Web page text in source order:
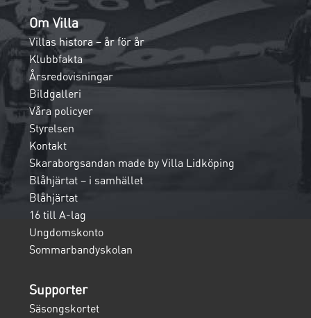
Om Villa
Villas histora – år för år
Klubbfakta
Årsredovisningar
Bildgalleri
Våra policyer
Styrelsen
Kontakt
Skaraborgsandan made by Villa Lidköping
Blåhjärtat – i samhället
Blåhjärtat
16 till A-lag
Ungdomskonto
Sommarbandyskolan
Supporter
Säsongskortet